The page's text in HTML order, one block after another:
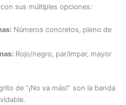
sus múltiples opciones:
Números concretos, pleno de
Rojo/negro, par/impar, mayor
de “¡No va más!” son la banda